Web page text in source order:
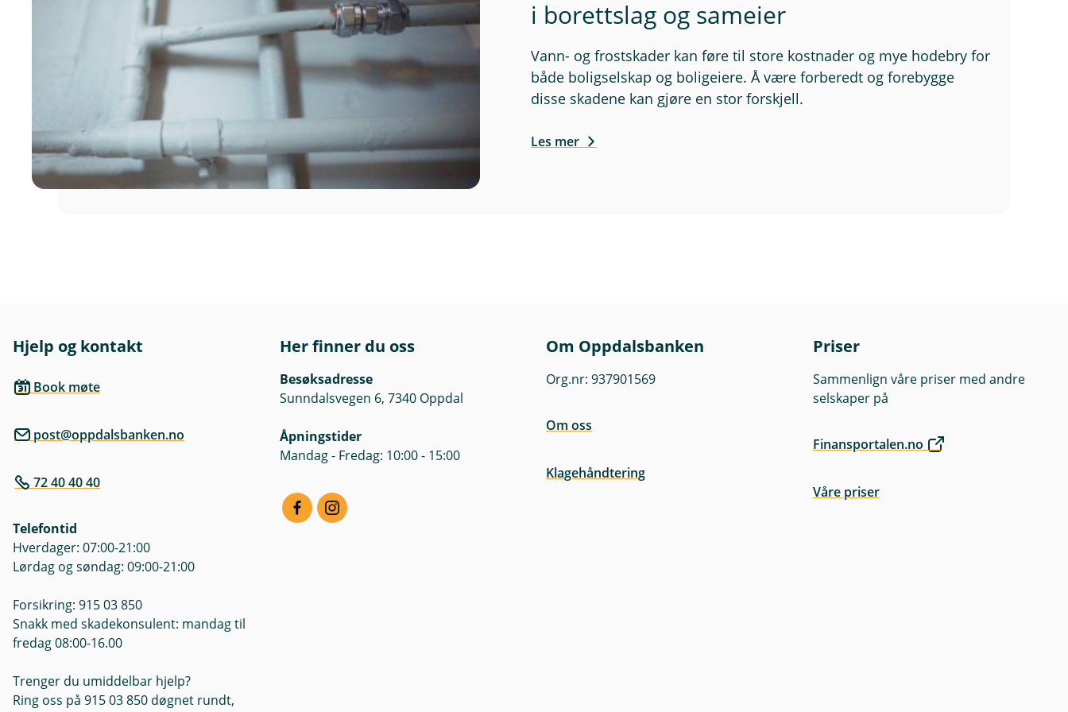
i borettslag og sameier
Vann- og frostskader kan føre til store kostnader og mye hodebry for
både boligselskap og boligeiere. Å være forberedt og forebygge
disse skadene kan gjøre en stor forskjell.
Les mer
Hjelp og kontakt
Book møte
post@oppdalsbanken.no
72 40 40 40
Telefontid
Hverdager: 07:00-21:00
Lørdag og søndag: 09:00-21:00
Forsikring: 915 03 850
Snakk med skadekonsulent: mandag til
fredag 08:00-16.00
Trenger du umiddelbar hjelp?
Ring oss på 915 03 850 døgnet rundt,
Her finner du oss
Besøksadresse
Sunndalsvegen 6, 7340 Oppdal
Åpningstider
Mandag - Fredag: 10:00 - 15:00
Om Oppdalsbanken
Org.nr: 937901569
Om oss
Klagehåndtering
Priser
Sammenlign våre priser med andre
selskaper på
Finansportalen.no
Våre priser